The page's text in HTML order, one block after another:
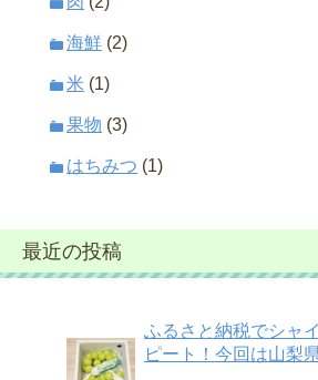
海鮮 (2)
米 (1)
果物 (3)
はちみつ (1)
最近の投稿
ふるさと納税でシャ
ピート！今回は山梨